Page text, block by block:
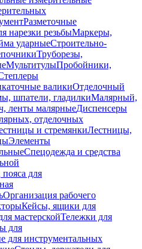
Разметочные
нарезки резьбыМаркеры,
ударныеСтроительно-
Труборезы,
МультитулыПробойники,
валикиОтделочный
шпатели, гладилкиМалярный,
ленты малярныеДиспенсеры
отделочных
и стремянкиЛестницы,
Элементы
Спецодежда и средства
для
Организация рабочего
Кейсы, ящики для
мастерскойТележки для
для
для инструментальных